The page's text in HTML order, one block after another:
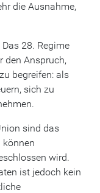
die Ausnahme,
28. Regime
den Anspruch,
begreifen: als
sich zu
sind das
können
wird.
ist jedoch kein